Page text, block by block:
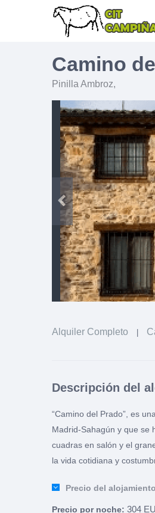
Camino
Pinilla Ambroz,
Alquiler Completo
Descripción del
“Camino del Prado”, es
Madrid-Sahagún y que se
cuadras en salón y el
la vida cotidiana y
Precio del alojamiento
Precio por noche: 304